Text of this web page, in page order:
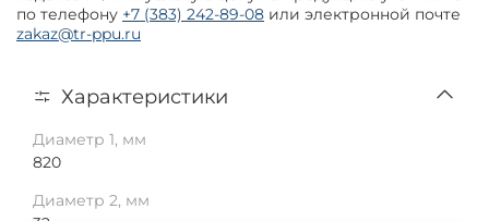
по телефону +7 (383) 242-89-08 или электронной почте
zakaz@tr-ppu.ru
Характеристики
Диаметр 1, мм
820
Диаметр 2, мм